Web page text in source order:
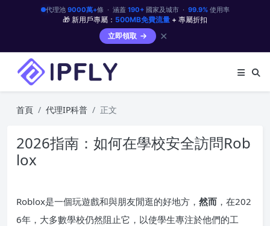
代理池 9000萬+條 · 涵蓋 190+國家及城市 · 99.9%使用率
🎁 新用戶專屬： 500MB免費流量 + 專屬折扣
立即領取
✕
首頁 代理IP科普 正文
2026指南：如何在學校安全訪問Rob
lox
Roblox是一個玩遊戲和與朋友閒逛的好地方， 然而 ，在202
6年，大多數學校仍然阻止它，以使學生專注於他們的工